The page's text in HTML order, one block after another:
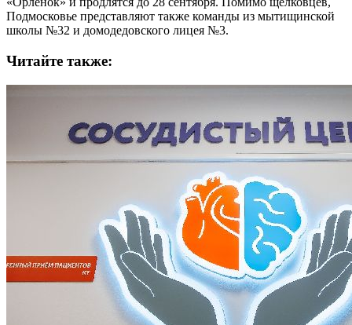
Подмосковье представляют также команды из мытищинской
школы №32 и домодедовского лицея №3.
Читайте также: